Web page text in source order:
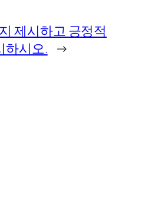
제시하고 긍정적
하시오. →